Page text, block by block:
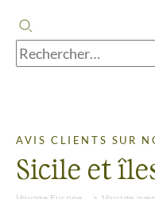
AVIS CLIENTS SUR
Sicile et